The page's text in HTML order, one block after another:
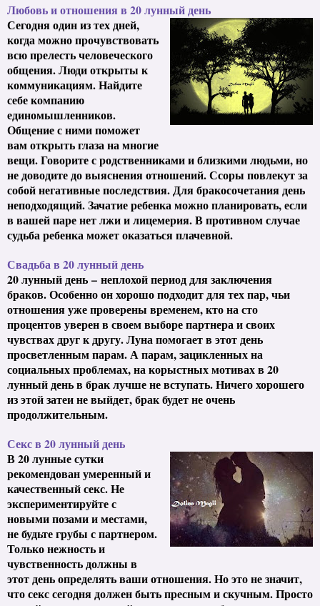
Любовь и отношения в 20 лунный день
Сегодня один из тех дней,
когда можно прочувствовать
всю прелестьчеловеческого
общения. Люди открыты к
коммуникациям. Найдите
себе компанию
единомышленников.
Общение с ними поможет
вам открыть глаза на многие
вещи. Говорите с родственниками и близкими людьми, но
не доводите до выяснения отношений. Ссоры повлекут за
собой негативные последствия. Для бракосочетания день
неподходящий. Зачатие ребенка можно планировать, если
в вашей паре нет лжи и лицемерия. В противном случае
судьба ребенка может оказаться плачевной.
Свадьба в 20 лунный день
20 лунный день – неплохой период для заключения
браков. Особенно он хорошо подходит для тех пар, чьи
отношения уже проверены временем, кто на сто
процентов уверен в своем выборе партнера и своих
чувствах друг к другу. Луна помогает в этот день
просветленным парам. А парам, зацикленных на
социальных проблемах, на корыстных мотивах в 20
лунный день в брак лучше не вступать. Ничего хорошего
из этой затеи не выйдет, брак будет не очень
продолжительным.
Секс в 20 лунный день
В 20 лунные сутки
рекомендован умеренный и
качественный секс. Не
экспериментируйте с
новыми позами и местами,
не будьте грубы с партнером.
Только нежность и
чувственность должны в
этот день определять ваши отношения. Но это не значит,
что секс сегодня должен быть пресным и скучным. Просто